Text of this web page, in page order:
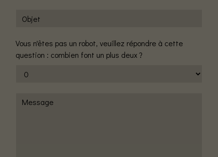
Vous n'êtes pas un robot, veuillez répondre à cette
question : combien font un plus deux ?